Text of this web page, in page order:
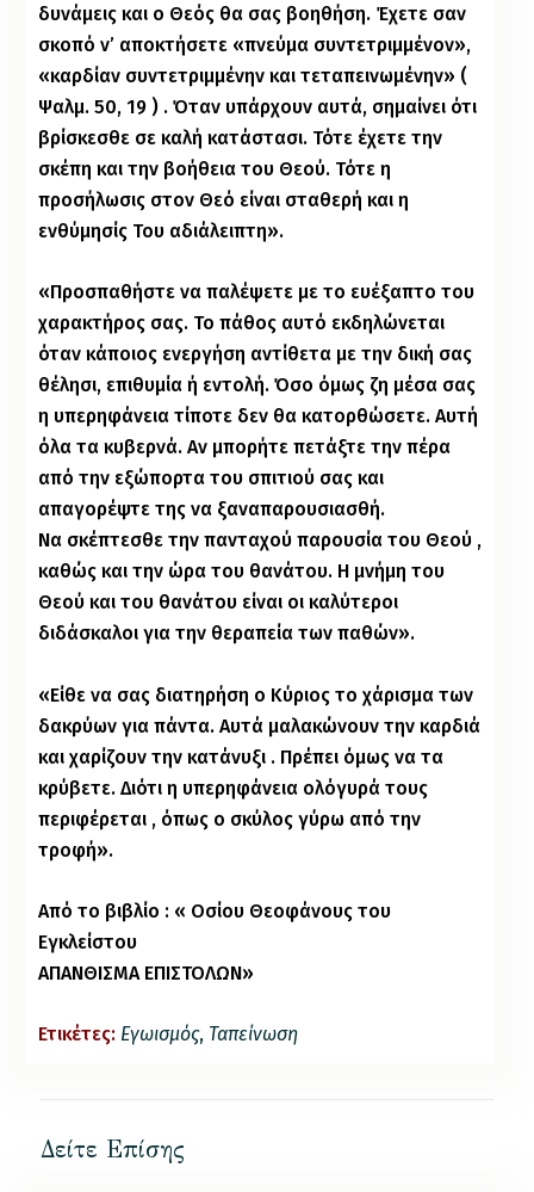
δυνάμεις και ο Θεός θα σας βοηθήση. Έχετε σαν
σκοπό ν’ αποκτήσετε «πνεύμα συντετριμμένον»,
«καρδίαν συντετριμμένην και τεταπεινωμένην» (
Ψαλμ. 50, 19 ) . Όταν υπάρχουν αυτά, σημαίνει ότι
βρίσκεσθε σε καλή κατάστασι. Τότε έχετε την
σκέπη και την βοήθεια του Θεού. Τότε η
προσήλωσις στον Θεό είναι σταθερή και η
ενθύμησίς Του αδιάλειπτη».
«Προσπαθήστε να παλέψετε με το ευέξαπτο του
χαρακτήρος σας. Το πάθος αυτό εκδηλώνεται
όταν κάποιος ενεργήση αντίθετα με την δική σας
θέλησι, επιθυμία ή εντολή. Όσο όμως ζη μέσα σας
η υπερηφάνεια τίποτε δεν θα κατορθώσετε. Αυτή
όλα τα κυβερνά. Αν μπορήτε πετάξτε την πέρα
από την εξώπορτα του σπιτιού σας και
απαγορέψτε της να ξαναπαρουσιασθή.
Να σκέπτεσθε την πανταχού παρουσία του Θεού ,
καθώς και την ώρα του θανάτου. Η μνήμη του
Θεού και του θανάτου είναι οι καλύτεροι
διδάσκαλοι για την θεραπεία των παθών».
«Είθε να σας διατηρήση ο Κύριος το χάρισμα των
δακρύων για πάντα. Αυτά μαλακώνουν την καρδιά
και χαρίζουν την κατάνυξι . Πρέπει όμως να τα
κρύβετε. Διότι η υπερηφάνεια ολόγυρά τους
περιφέρεται , όπως ο σκύλος γύρω από την
τροφή».
Από το βιβλίο : « Οσίου Θεοφάνους του
Εγκλείστου
ΑΠΑΝΘΙΣΜΑ ΕΠΙΣΤΟΛΩΝ»
Ετικέτες: Εγωισμός, Ταπείνωση
Δείτε Επίσης